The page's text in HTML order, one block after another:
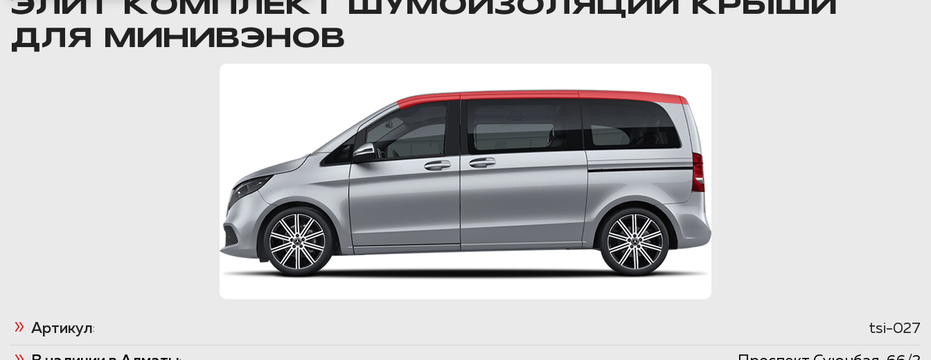
ЭЛИТ КОМПЛЕКТ ШУМОИЗОЛЯЦИИ КРЫШИ
ДЛЯ МИНИВЭНОВ
Артикул: tsi-027